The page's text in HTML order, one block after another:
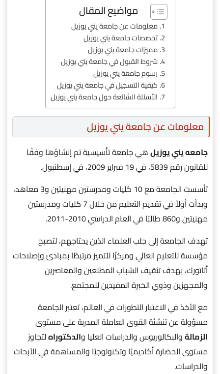
مواضيع المقال
معلومات عن جامعة يني يوزيل
تخصصات جامعة يني يوزيل
مميزات جامعة يني يوزيل
شروط القبول في جامعة يني يوزيل
رسوم جامعة يني يوزيل
كيفية التسجيل في جامعة يني يوزيل
الأسئلة الشائعة حول جامعة يني يوزيل
معلومات عن جامعة يني يوزيل
جامعه يني يوزيلهي جامعة تأسيسية تم إنشاؤها وفقًا
للقانون رقم 5839، في 19 فبراير 2009، في إسطنبول.
تأسست الجامعة مع 10 كليات ومدرستين مهنيتين و3 معاهد،
وبدأت أولاً في تقديم التعليم من خلال 7 كليات ومدرستين
مهنيتين و860 طالبًا في العام الدراسي 2010-2011.
تهدف الجامعة إلى جلب العلماء الذين يحتاجهم، لتصبح
مؤسسة للتعليم العالي ومركزًا للتميز مرتبطًا بمبادئ وإصلاحات
أتاتورك، بهدف تثقيف الشباب المطلعين والمعاصرين
والمجهزين وذوي الخبرة المفيدين للمجتمع.
مع الأخذ في الاعتبار التطورات في العالم، تعتبر الجامعة
مسؤولة عن تنشئة القوى العاملة المدربة على مستوى
الزمالةوالبكالوريوس والدراسات العليا والدكتوراهلتجاوز
مستوى الحضارة أكاديميًا وتكنولوجيًا والمساهمة في الأبحاث
والدراسات.